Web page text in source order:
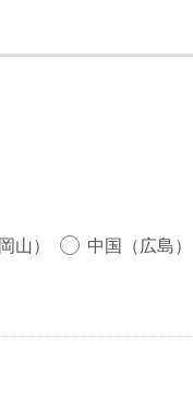
山）
中国（広島）